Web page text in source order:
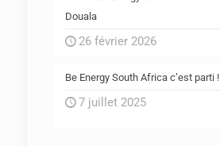
Douala
26 février 2026
Be Energy South Africa c’est parti !
7 juillet 2025